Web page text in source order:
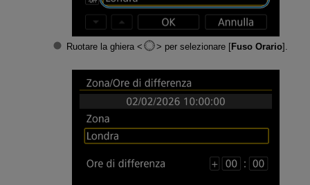
Ruotare la ghiera per selezionare [Fuso Orario].